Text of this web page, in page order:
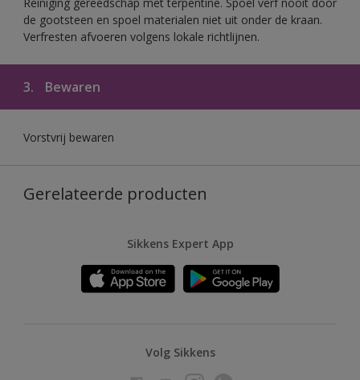
de gootsteen en spoel materialen niet uit onder de kraan.
Verfresten afvoeren volgens lokale richtlijnen.
3. Bewaren
Vorstvrij bewaren
Gerelateerde producten
Sikkens Expert App
Volg Sikkens